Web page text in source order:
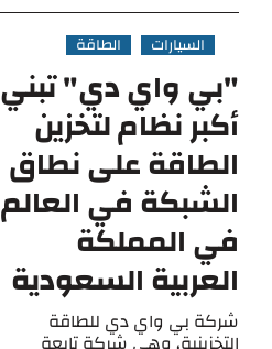
السيارات الطاقة
"بي واي دي" تبني
أكبر نظام لتخزين
الطاقة على نطاق
الشبكة في العالم
في المملكة
العربية السعودية
شركة بي واي دي للطاقة